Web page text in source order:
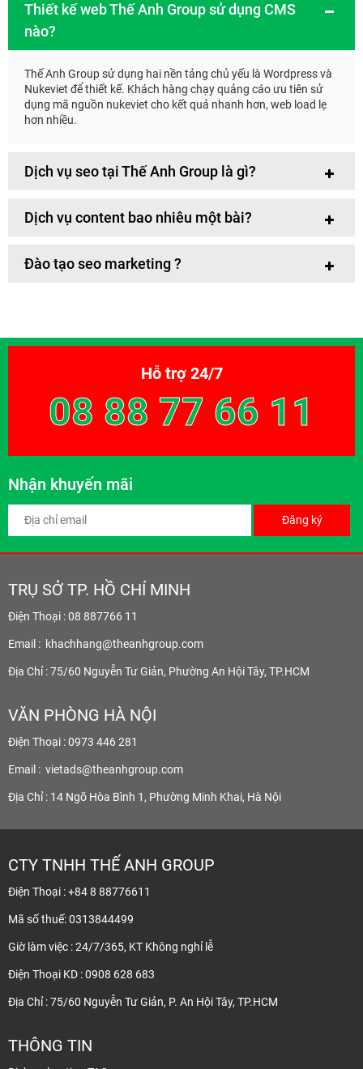
Thiết kế web Thế Anh Group sử dụng CMS
nào?
Thế Anh Group sử dụng hai nền tảng chủ yếu là Wordpress và
Nukeviet để thiết kế. Khách hàng chạy quảng cáo ưu tiên sử
dụng mã nguồn nukeviet cho kết quả nhanh hơn, web load lẹ
hơn nhiều.
Dịch vụ seo tại Thế Anh Group là gì?
Dịch vụ content bao nhiêu một bài?
Đào tạo seo marketing ?
Hỗ trợ 24/7
08 88 77 66 11
Nhận khuyến mãi
Đăng ký
TRỤ SỞ TP. HỒ CHÍ MINH
Điện Thoại : 08 887766 11
Email : khachhang@theanhgroup.com
Địa Chỉ : 75/60 Nguyễn Tư Giản, Phường An Hội Tây, TP.HCM
VĂN PHÒNG HÀ NỘI
Điện Thoại : 0973 446 281
Email : vietads@theanhgroup.com
Địa Chỉ : 14 Ngõ Hòa Bình 1, Phường Minh Khai, Hà Nội
CTY TNHH THẾ ANH GROUP
Điện Thoại : +84 8 88776611
Mã số thuế: 0313844499
Giờ làm việc : 24/7/365, KT Không nghỉ lễ
Điện Thoại KD : 0908 628 683
Địa Chỉ : 75/60 Nguyễn Tư Giản, P. An Hội Tây, TP.HCM
THÔNG TIN